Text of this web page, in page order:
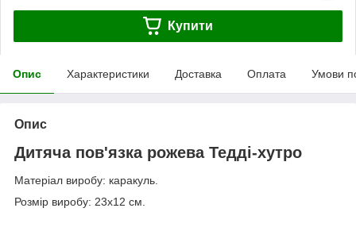
Купити
Опис Характеристики Доставка Оплата Умови
Опис
Дитяча пов'язка рожева Тедді-хутро
Матеріал виробу: каракуль.
Розмір виробу: 23х12 см.